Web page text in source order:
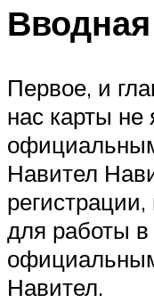
Первое, и
нас карты не
Навител
для работы в
Навител.